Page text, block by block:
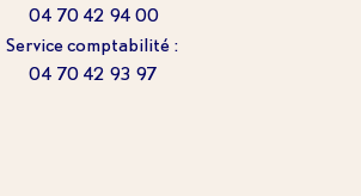
04 70 42 94 00
Service comptabilité :
04 70 42 93 97